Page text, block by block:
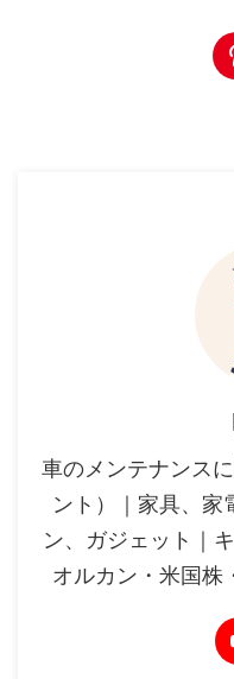
車のメンテナンス
ント）｜家具、家
ン、ガジェット｜
オルカン・米国株